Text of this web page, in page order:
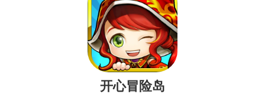
卡牌对战 音乐舞蹈
挂机养成
开心冒险岛